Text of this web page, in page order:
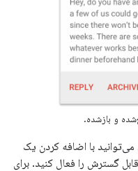
و بازشده.
با اضافه کردن یک
گسترش را فعال کنید. برای